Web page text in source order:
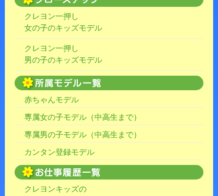
クレヨン一押し
女の子のキッズモデル
クレヨン一押し
男の子のキッズモデル
赤ちゃんモデル
専属女の子モデル（中高生まで）
専属男の子モデル（中高生まで）
カンタン登録モデル
クレヨンキッズの